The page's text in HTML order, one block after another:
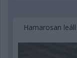
Hamarosan